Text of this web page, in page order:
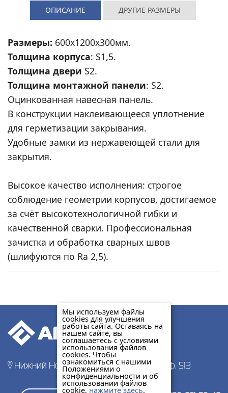
ОПИСАНИЕ ДРУГИЕ РАЗМЕРЫ
Размеры: 600x1200x300мм.
Толщина корпуса: S1,5.
Толщина двери S2.
Толщина монтажной панели: S2.
Оцинкованная навесная панель.
В конструкции наклеивающееся уплотнение
для герметизации закрывания.
Удобные замки из нержавеющей стали для
закрытия.
Высокое качество исполнения: строгое
соблюдение геометрии корпусов, достигаемое
за счёт высокотехнологичной гибки и
качественной сварки. Профессиональная
зачистка и обработка сварных швов
(шлифуются по Ra 2,5).
Нижний Новгород, пр-т Гагарина 178, оф. 513
Мы используем файлы
cookies для улучшения
работы сайта. Оставаясь на
нашем сайте, вы
соглашаетесь с условиями
использования файлов
cookies. Чтобы
ознакомиться с нашими
Положениями о
конфиденциальности и об
использовании файлов
cookie, нажмите здесь.